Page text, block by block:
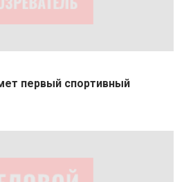
первый спортивный